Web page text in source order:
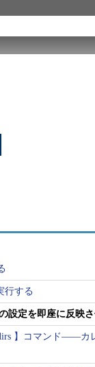
ドで、bashや
は、sourceと全
理を「. ファイル」でも
できず、sourceコマン
なっており、Ubuntuの
ンクとなっている。つ
はできない。
行する
設定を即座に反映
】コマンド――カ